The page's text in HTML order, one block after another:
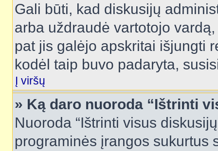
Gali būti, kad diskusijų
arba uždraudė vartotojo
pat jis galėjo apskritai išjungti
kodėl taip buvo padaryta,
Į viršų
» Ką daro nuoroda “Ištrinti
Nuoroda “Ištrinti visus
programinės įrangos sukurtus